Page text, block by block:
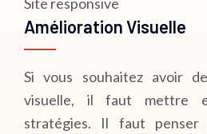
Amélioration Visuelle
Si vous souhaitez avoir
visuelle, il faut mettre
stratégies. Il faut